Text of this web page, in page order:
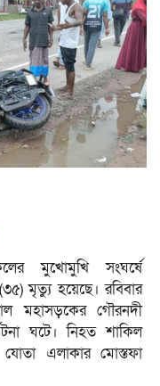
মুখোমুখি সংঘর্ষে
মৃত্যু হয়েছে। রবিবার
মহাসড়কের গৌরনদী
ঘটে। নিহত শাকিল
এলাকার মোস্তফা